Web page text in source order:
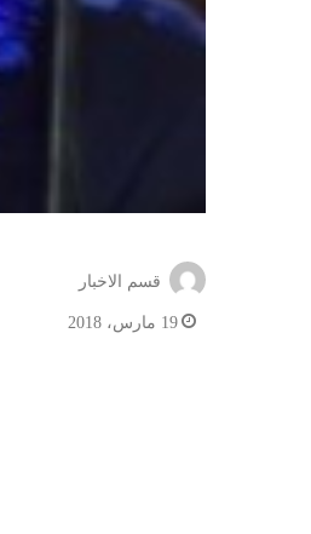
قسم الاخبار
19 مارس، 2018